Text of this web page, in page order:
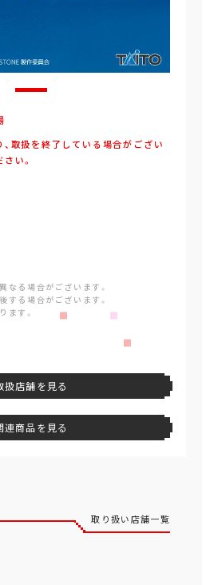
取扱を終了している場合がござい
い。
なる場合がございます。
する場合がございます。
ます。
扱店舗を見る
連商品を見る
取り扱い店舗一覧